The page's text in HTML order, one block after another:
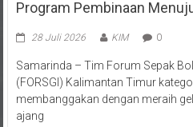
(FORSGI) Kalimantan Timur
membanggakan dengan meraih
ajang